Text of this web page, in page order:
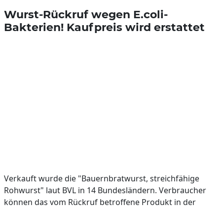
Wurst-Rückruf wegen E.coli-
Bakterien! Kaufpreis wird erstattet
Verkauft wurde die "Bauernbratwurst, streichfähige
Rohwurst" laut BVL in 14 Bundesländern. Verbraucher
können das vom Rückruf betroffene Produkt in der